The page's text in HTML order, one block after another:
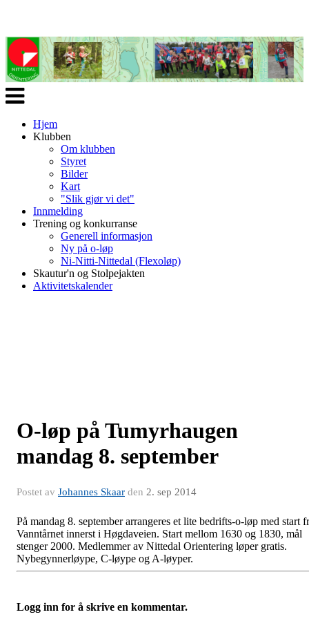
Veksle
navigasjon
Hjem
Klubben
Om klubben
Styret
Bilder
Kart
"Slik gjør vi det"
Innmelding
Trening og konkurranse
Generell informasjon
Ny på o-løp
Ni-Nitti-Nittedal (Flexoløp)
Skautur'n og Stolpejakten
Aktivitetskalender
O-løp på Tumyrhaugen
mandag 8. september
Postet av Johannes Skaar den 2. sep 2014
På mandag 8. september arrangeres et lite bedrifts-o-løp med start
Vanntårnet innerst i Høgdaveien. Start mellom 1630 og 1830, mål
stenger 2000. Medlemmer av Nittedal Orientering løper gratis.
Nybegynnerløype, C-løype og A-løyper.
Logg inn for å skrive en kommentar.